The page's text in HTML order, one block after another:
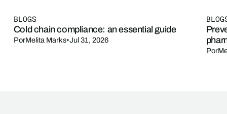
BLOGS
Cold chain compliance: an essential guide
PorMelita Marks•Jul 31, 2026
Por